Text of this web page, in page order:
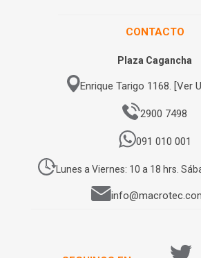
CONTACTO
Plaza Cagancha
Enrique Tarigo 1168. [Ver
2900 7498
091 010 001
Lunes a Viernes: 10 a 18 hrs.